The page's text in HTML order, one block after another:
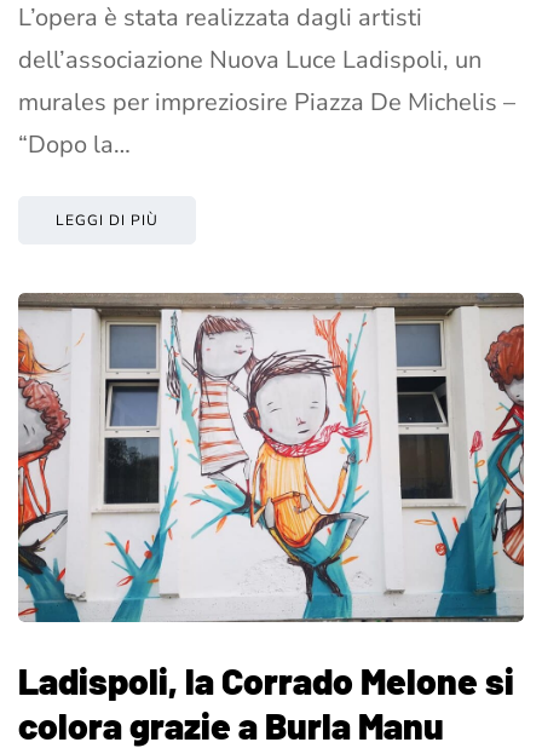
L’opera è stata realizzata dagli artisti
dell’associazione Nuova Luce Ladispoli, un
murales per impreziosire Piazza De Michelis –
“Dopo la…
LEGGI DI PIÙ
Ladispoli, la Corrado Melone si
colora grazie a Burla Manu